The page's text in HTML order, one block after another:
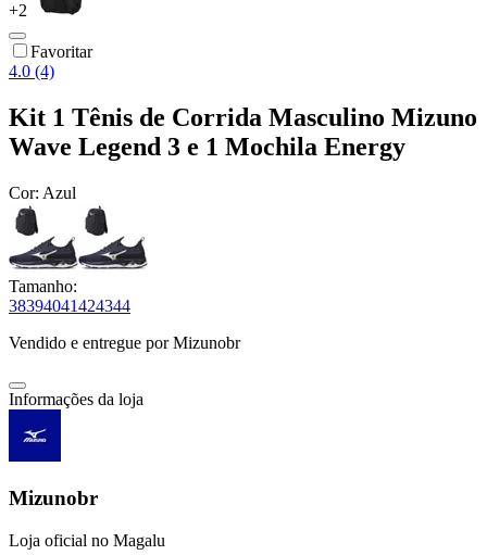
+2
Favoritar
4.0 (4)
Kit 1 Tênis de Corrida Masculino Mizuno
Wave Legend 3 e 1 Mochila Energy
Cor: Azul
Tamanho:
38394041424344
Vendido e entregue por Mizunobr
Informações da loja
Mizunobr
Loja oficial no Magalu